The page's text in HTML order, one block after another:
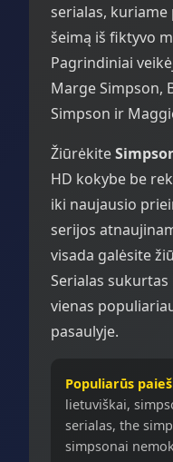
serialas,
šeimą iš fiktyvo
Pagrindiniai
Marge Simpson,
Simpson ir
Žiūrėkite
HD kokybe be
iki naujausio
serijos
visada galėsite
Serialas
vienas
pasaulyje.
Populiarūs
lietuviškai,
serialas, the
simpsonai